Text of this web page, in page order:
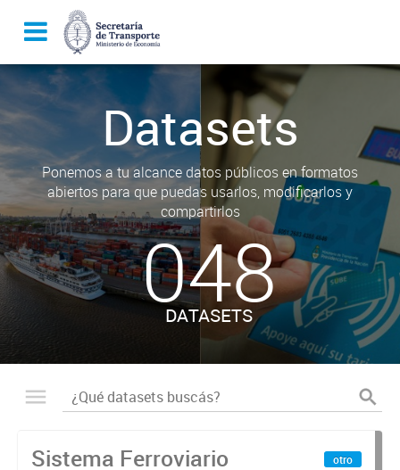
Datasets
Ponemos a tu alcance datos públicos en formatos
abiertos para que puedas usarlos, modificarlos y
compartirlos
048
DATASETS
Sistema Ferroviario
otro